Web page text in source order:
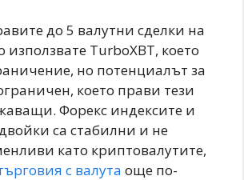
до 5 валутни сделки на
използвате TurboXBT, което
но потенциалът за
което прави тези
Форекс индексите и
са стабилни и не
като криптовалутите,
с валута още по-